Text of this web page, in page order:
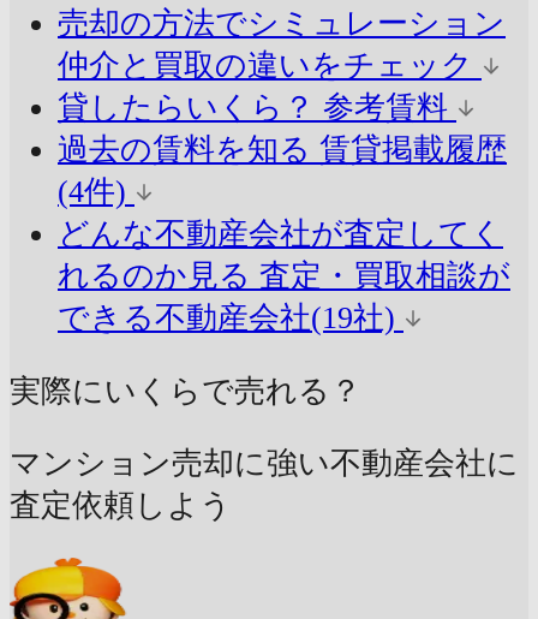
売却の方法でシミュレーション
仲介と買取の違いをチェック
貸したらいくら？ 参考賃料
過去の賃料を知る 賃貸掲載履歴
(4件)
どんな不動産会社が査定してく
れるのか見る 査定・買取相談が
できる不動産会社(19社)
実際にいくらで売れる？
マンション売却に強い不動産会社に
査定依頼しよう